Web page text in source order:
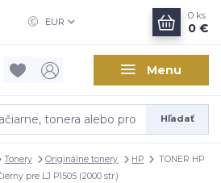
Menu
EUR
Hľadať
0 ks
0 €
Tonery Originálne tonery HP
TONER HP
pre LJ P1505 (2000 str.)